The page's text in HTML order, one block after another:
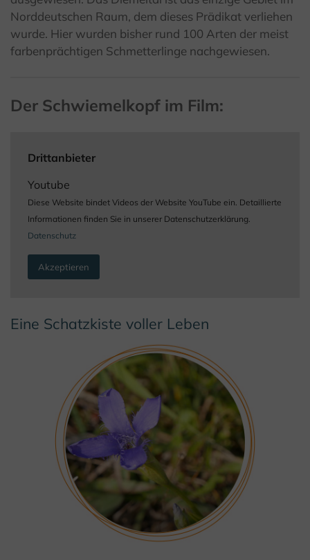
Norddeutschen Raum, dem dieses Prädikat verliehen
wurde. Hier wurden bisher rund 100 Arten der meist
farbenprächtigen Schmetterlinge nachgewiesen.
Der Schwiemelkopf im Film:
Drittanbieter
Youtube
Diese Website bindet Videos der Website YouTube ein. Detaillierte
Informationen finden Sie in unserer Datenschutzerklärung.
Datenschutz
Akzeptieren
Eine Schatzkiste voller Leben